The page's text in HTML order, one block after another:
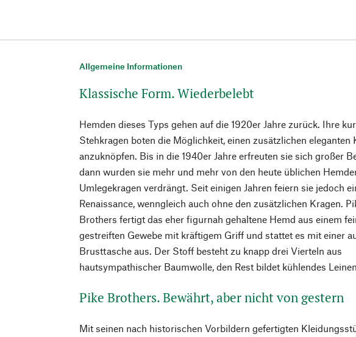
Allgemeine Informationen
Klassische Form. Wiederbelebt
Hemden dieses Typs gehen auf die 1920er Jahre zurück. Ihre
Stehkragen boten die Möglichkeit, einen zusätzlichen eleganten
anzuknöpfen. Bis in die 1940er Jahre erfreuten sie sich großer
dann wurden sie mehr und mehr von den heute üblichen
Umlegekragen verdrängt. Seit einigen Jahren feiern sie jedoch
Renaissance, wenngleich auch ohne den zusätzlichen Kragen.
Brothers fertigt das eher figurnah gehaltene Hemd aus einem
gestreiften Gewebe mit kräftigem Griff und stattet es mit einer
Brusttasche aus. Der Stoff besteht zu knapp drei Vierteln aus
hautsympathischer Baumwolle, den Rest bildet kühlendes
Pike Brothers. Bewährt, aber nicht von gestern
Mit seinen nach historischen Vorbildern gefertigten